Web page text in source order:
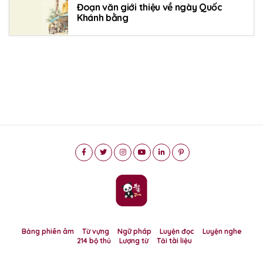
Đoạn văn giới thiệu về ngày Quốc
Khánh bằng
Bảng phiên âm Từ vựng Ngữ pháp Luyện đọc
Luyện nghe
214 bộ thủ
Lượng từ Tải tài liệu